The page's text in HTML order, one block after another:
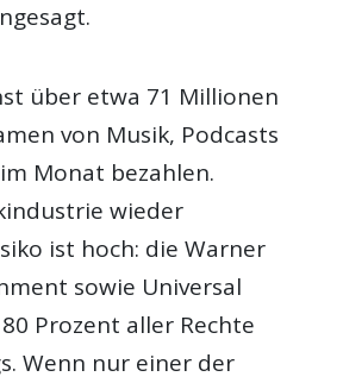
über etwa 71 Millionen
von Musik, Podcasts
Monat bezahlen.
wieder
ist hoch: die Warner
sowie Universal
Prozent aller Rechte
Wenn nur einer der